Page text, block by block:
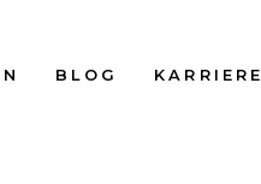
BLOG KARRIERE